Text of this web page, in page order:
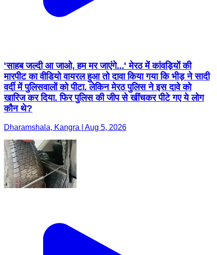
'साहब जल्दी आ जाओ, हम मर जाएंगे...' मेरठ में कांवड़ियों की
मारपीट का वीडियो वायरल हुआ तो दावा किया गया कि भीड़ ने सादी
वर्दी में पुलिसवालों को पीटा. लेकिन मेरठ पुलिस ने इस दावे को
खारिज कर दिया. फिर पुलिस की जीप से खींचकर पीटे गए ये लोग
कौन थे?
Dharamshala, Kangra | Aug 5, 2026